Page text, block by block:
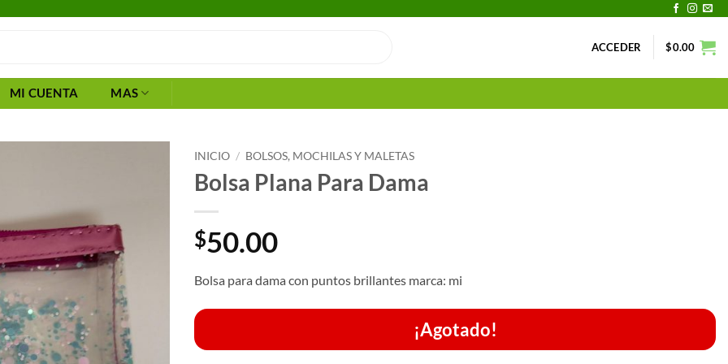
ACCEDER $0.00
MI CUENTA MAS
INICIO / BOLSOS, MOCHILAS Y MALETAS
Bolsa Plana Para Dama
$50.00
Bolsa para dama con puntos brillantes marca: mi
¡Agotado!